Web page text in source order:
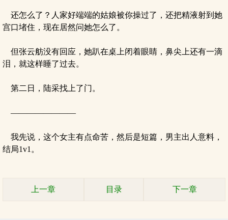
还怎么了？人家好端端的姑娘被你操过了，还把精液射到她
宫口堵住，现在居然问她怎么了。
但张云舫没有回应，她趴在桌上闭着眼睛，鼻尖上还有一滴
泪，就这样睡了过去。
第二日，陆采找上了门。
————————
我先说，这个女主有点命苦，然后是短篇，男主出人意料，
结局1v1。
上一章 目录 下一章